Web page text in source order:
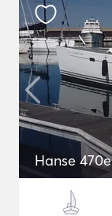
Hanse 470e